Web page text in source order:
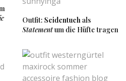
Outfit: Seidentuch als
Statementum die Hüfte tragen